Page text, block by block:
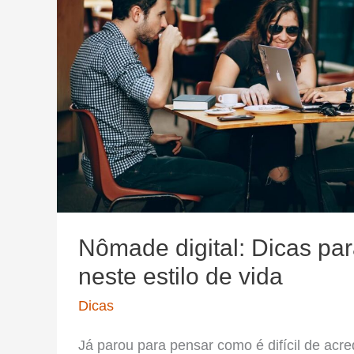
Nômade digital: Dicas
neste estilo de vida
Dicas
Já parou para pensar como é difícil de